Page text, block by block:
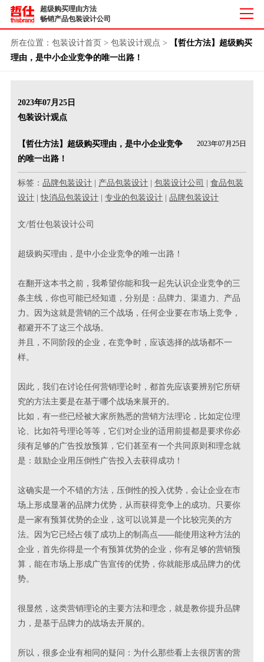
超级购买理由方法
畅销产品包装设计公司
所在位置： 包装设计首页 > 包装设计观点 >
【哲仕方法】超级购买
理由，是中小企业竞争的唯一出路！
2023年07月25日
包装设计观点
【哲仕方法】超级购买理由，是中小企业竞争
的唯一出路！
2023年07月25日
标签：品牌包装设计 产品包装设计 |包装设计公司 |食品包装
设计 |快消品包装设计 |专业的包装设计 |品牌包装设计
文/哲仕包装设计公司
超级购买理由，是中小企业竞争的唯一出路！
在翻开这本书之前，我希望你能和我一起先认识企业竞争的三
条主线，你也可能已经知道，分别是：品牌力、渠道力、产品
力。因为这就是营销的三个战场，任何企业要在市场上竞争，
都避开不了这三个战场。
并且，不同阶段的企业，在竞争时，应该选择的战场都不一
样。
因此，我们在讨论任何营销理论时，都首先应该要辨别它所研
究的方法主要是在基于哪个战场来展开的。
比如，有一些已经被大家所熟悉的营销方法理论，比如定位理
论、比如符号理论等等，它们对企业的适用前提都是要求你必
须有足够的广告投放预算，它们甚至有一个共同原则和理念就
是：鼓励企业用压倒性广告投入去获得成功！
这确实是一个不错的方法，压倒性的投入优势，会让企业在市
场上形成显著的品牌力优势，从而获得竞争上的成功。只要你
是一家有预算优势的企业，这可以说算是一个比较完美的方
法。因为它已经占领了成功上的制高点——能使用这种方法的
企业，首先你得是一个有预算优势的企业，你有足够的营销预
算，能在市场上形成广告宣传的优势，你就能形成品牌力的优
势。
很显然，这类营销理论的主要方法和理念，就是教你提升品牌
力，是基于品牌力的战场去开展的。
所以，很多企业有相同的疑问：为什么那些看上去很厉害的营